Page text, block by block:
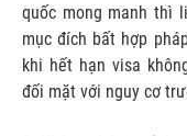
quốc mong manh thì
mục đích bất hợp
khi hết hạn visa
đối mặt với nguy cơ